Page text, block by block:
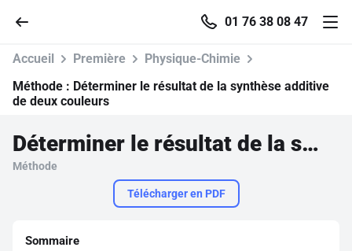
01 76 38 08 47
Parcourir
Accueil Première
Physique-Chimie
Méthode : Déterminer le résultat de la synthèse additive
de deux couleurs
Déterminer le résultat de la synthèse additive de deux couleurs
Méthode
Télécharger en PDF
Sommaire